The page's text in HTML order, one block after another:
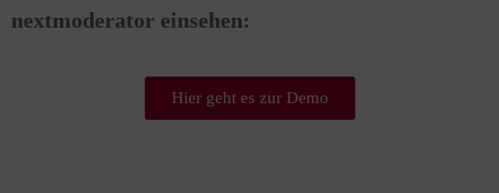
nextmoderator einsehen:
Hier geht es zur Demo